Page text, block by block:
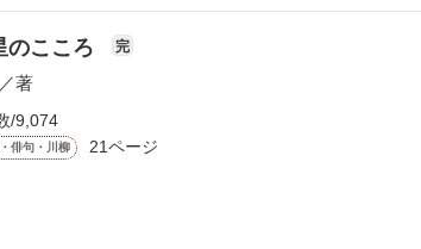
のこころ 完
／著
/9,074
俳句・川柳 21ページ